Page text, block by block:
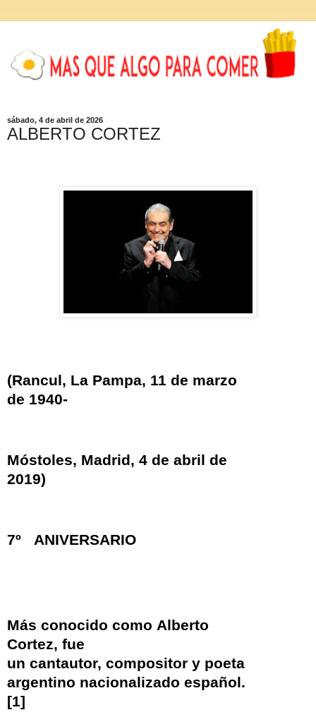
sábado, 4 de abril de 2026
ALBERTO CORTEZ
(Rancul , La Pampa, 11 de marzo
de 1940-
Móstoles, Madrid, 4 de abril de
2019)
7º ANIVERSARIO
Más conocido como Alberto
Cortez, fue
un cantautor, compositor y poeta
argentino nacionalizado español.
[1]